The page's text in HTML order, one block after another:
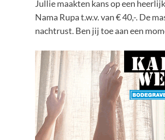
Jullie maakten kans op een
Nama Rupa t.w.v. van € 40,-. De
nachtrust. Ben jij toe aan een